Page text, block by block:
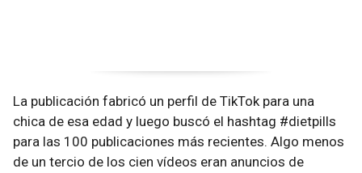
La publicación fabricó un perfil de TikTok para una
chica de esa edad y luego buscó el hashtag #dietpills
para las 100 publicaciones más recientes. Algo menos
de un tercio de los cien vídeos eran anuncios de